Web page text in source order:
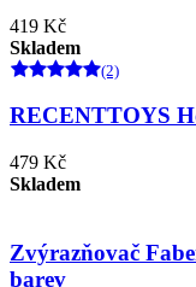
419 Kč
Skladem
(2)
RECENTTOYS
479 Kč
Skladem
Zvýrazňovač
barev